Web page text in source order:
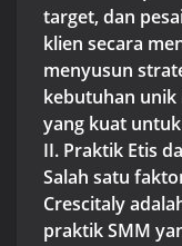
target, dan
klien secara
menyusun
kebutuhan unik
yang kuat
II. Praktik Etis
Salah satu
Crescitaly
praktik SMM